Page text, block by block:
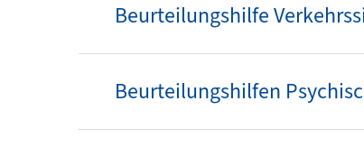
Beurteilungshilfe
Beurteilungshilfen